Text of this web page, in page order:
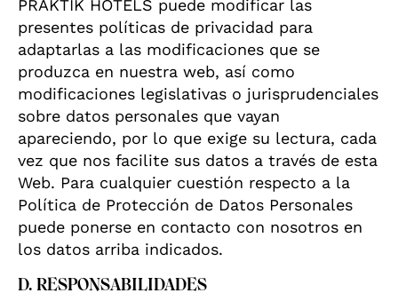
PRAKTIK HOTELS puede modificar las
presentes políticas de privacidad para
adaptarlas a las modificaciones que se
produzca en nuestra web, así como
modificaciones legislativas o jurisprudenciales
sobre datos personales que vayan
apareciendo, por lo que exige su lectura, cada
vez que nos facilite sus datos a través de esta
Web. Para cualquier cuestión respecto a la
Política de Protección de Datos Personales
puede ponerse en contacto con nosotros en
los datos arriba indicados.
D. RESPONSABILIDADES